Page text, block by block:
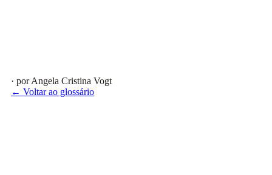
· por Angela Cristina Vogt
← Voltar ao glossário